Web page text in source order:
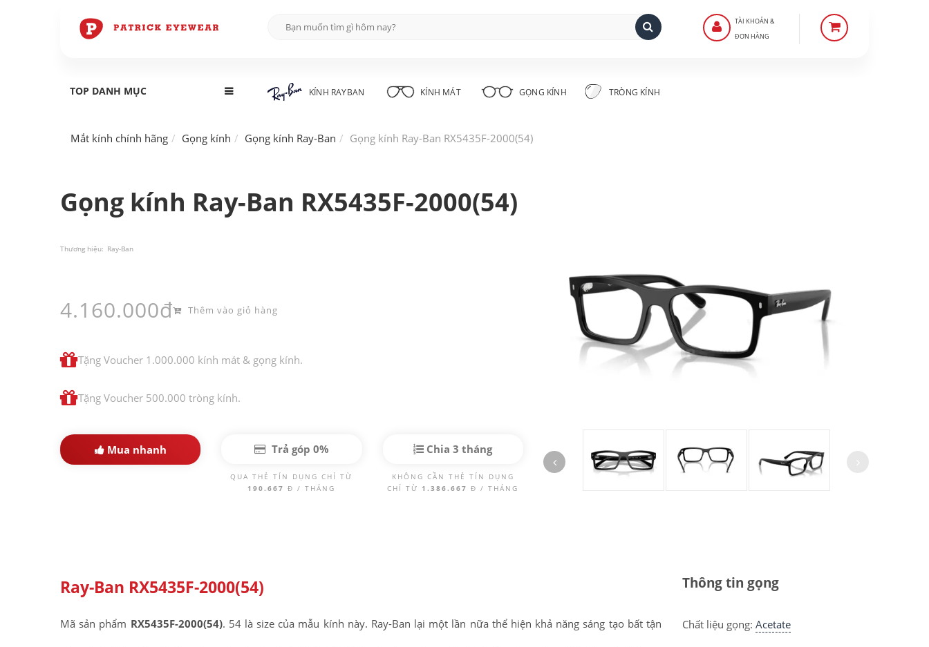
TÀI KHOẢN &
ĐƠN HÀNG
TOP DANH MỤC KÍNH RAYBAN KÍNH MÁT GỌNG KÍNH TRÒNG KÍNH
Mắt kính chính hãng Gọng kính Gọng kính Ray-Ban Gọng kính Ray-Ban RX5435F-2000(54)
Gọng kính Ray-Ban RX5435F-2000(54)
Thương hiệu: Ray-Ban
4.160.000đ Thêm vào giỏ hàng
Tặng Voucher 1.000.000 kính mát & gọng kính.
Tặng Voucher 500.000 tròng kính.
Mua nhanh Trả góp 0%
QUA THẺ TÍN DỤNG CHỈ TỪ
190.667Đ / THÁNG
Chia 3 tháng
KHÔNG CẦN THẺ TÍN DỤNG
CHỈ TỪ 1.386.667Đ / THÁNG
Ray-Ban RX5435F-2000(54)
Mã sản phẩm RX5435F-2000(54). 54 là size của mẫu kính này. Ray-Ban lại một lần nữa thể hiện khả năng sáng tạo bất tận
Thông tin gọng
Chất liệu gọng: Acetate